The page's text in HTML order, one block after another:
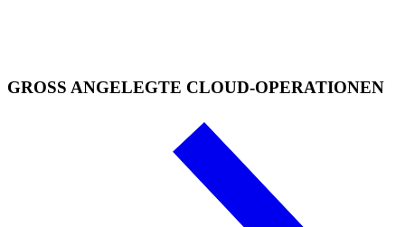
GROSS ANGELEGTE CLOUD-OPERATIONEN